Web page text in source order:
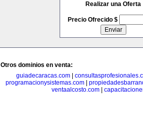
Realizar una Oferta
Precio Ofrecido $
Otros dominios en venta:
guiadecaracas.com
programacionysistemas.com|
ventaalcosto.com|